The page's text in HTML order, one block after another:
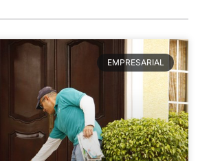
EMPRESARIAL